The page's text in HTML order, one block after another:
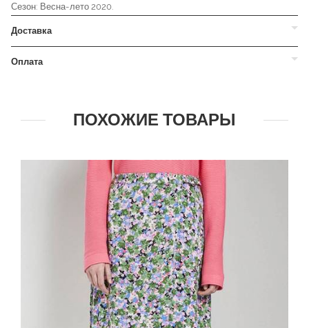
Сезон: Весна-лето 2020.
Доставка
Оплата
ПОХОЖИЕ ТОВАРЫ